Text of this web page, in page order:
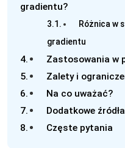
gradientu?
Różnica w
gradientu
Zastosowania w
Zalety i
Na co uważać?
Dodatkowe źródła
Częste pytania